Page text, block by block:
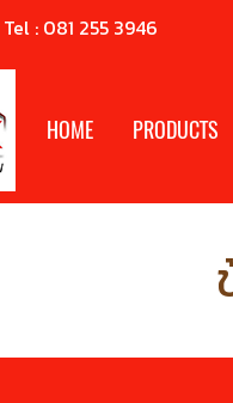
: 081 255 3946
HOME PRODUCTS